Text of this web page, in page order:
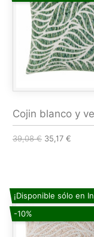
Cojin blanco y
39,08 € 35,17 €
¡Disponible sólo en
-10%